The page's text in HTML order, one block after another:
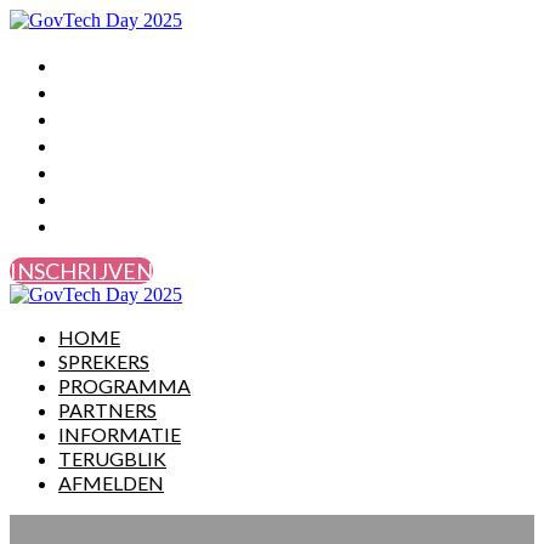
INSCHRIJVEN
HOME
SPREKERS
PROGRAMMA
PARTNERS
INFORMATIE
TERUGBLIK
AFMELDEN